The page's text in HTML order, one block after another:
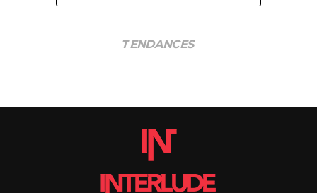
TENDANCES